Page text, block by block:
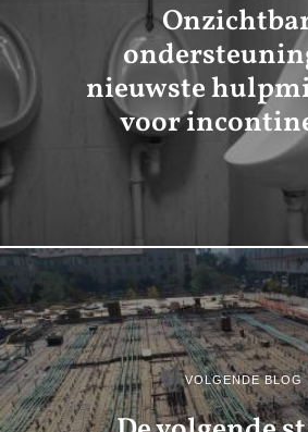
nieuwste
voor
VOLGENDE BLOG